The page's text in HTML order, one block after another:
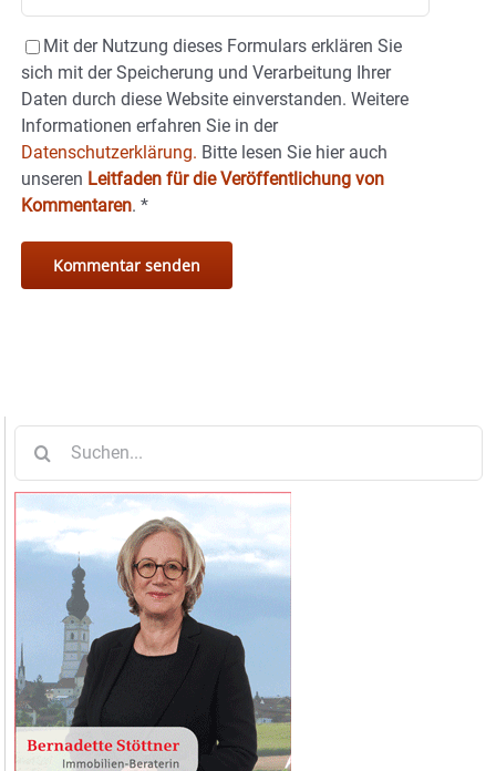
Mit der Nutzung dieses Formulars erklären Sie
sich mit der Speicherung und Verarbeitung Ihrer
Daten durch diese Website einverstanden. Weitere
Informationen erfahren Sie in der
Datenschutzerklärung. Bitte lesen Sie hier auch
unseren Leitfaden für die Veröffentlichung von
Kommentaren. *
nach: